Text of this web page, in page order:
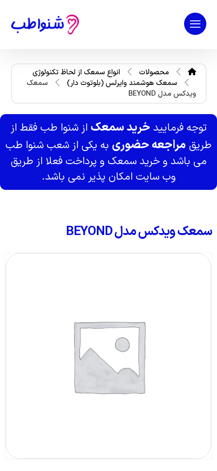
محصولات
انواع سمعک از لحاظ تکنولوژی
سمعک هوشمند وایرلس (بلوتوث دار)
سمعک
ویدکس مدل BEYOND
توجه فرمایید خرید سمعک از شنوا طب فقط از
طریق مراجعه حضوری به یکی از شعب شنوا طب
می باشد و خرید سمعک و پرداخت فعلا از طریق
وب سایت امکان پذیر نمی باشد.
سمعک ویدکس مدل BEYOND